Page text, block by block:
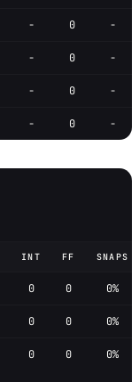
- 0 -
- 0 -
- 0 -
- 0 -
INT FF SNAPS
0 0 0%
0 0 0%
0 0 0%